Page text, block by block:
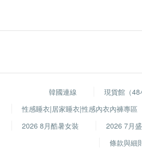
韓國連線 現貨館（48
性感睡衣|居家睡衣|性感內衣內褲專區
2026 8月酷暑女裝
2026 7月
條款與細